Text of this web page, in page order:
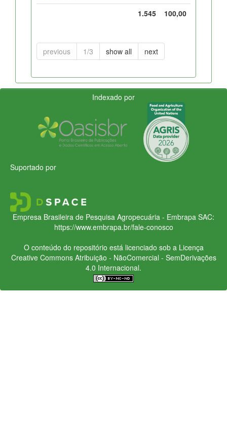
1.545
100,00
previous 1/3 show all next
Indexado por
Suportado por
Empresa Brasileira de Pesquisa Agropecuária - Embrapa SAC:
https://www.embrapa.br/fale-conosco
O conteúdo do repositório está licenciado sob a Licença
Creative CommonsAtribuição - NãoComercial - SemDerivações
4.0 Internacional.